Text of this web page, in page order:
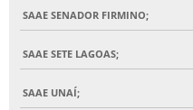
SAAE SENADOR FIRMINO;
SAAE SETE LAGOAS;
SAAE UNAÍ;